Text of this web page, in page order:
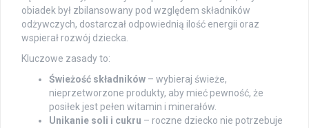
obiadek był zbilansowany pod względem składników
odżywczych, dostarczał odpowiednią ilość energii oraz
wspierał rozwój dziecka.
Kluczowe zasady to:
Świeżość składników – wybieraj świeże,
nieprzetworzone produkty, aby mieć pewność, że
posiłek jest pełen witamin i minerałów.
Unikanie soli i cukru – roczne dziecko nie potrzebuje